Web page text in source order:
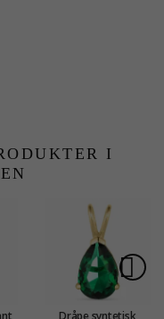
I
Dråpe syntetisk